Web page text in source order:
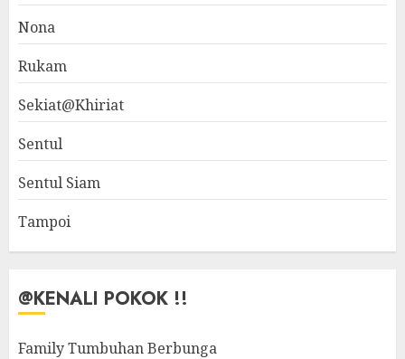
Nona
Rukam
Sekiat@Khiriat
Sentul
Sentul Siam
Tampoi
@KENALI POKOK !!
Family Tumbuhan Berbunga